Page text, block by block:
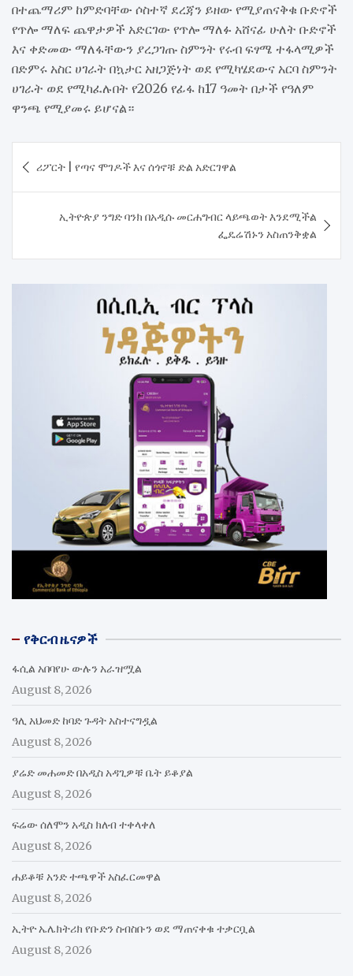
በተጨማሪም ከምድባቸው ሶስተኛ ደረጃን ይዘው የሚያጠናቅቁ ቡድኖች
የጥሎ ማለፍ ጨዋታዎች አድርገው የጥሎ ማለፉ አሸናፊ ሁለት ቡድኖች
እና ቀድመው ማለፋቸውን ያረጋገጡ ስምንት የሩብ ፍፃሜ ተፋላሚዎች
በድምሩ አስር ሀገራት በኳታር አዘጋጅነት ወደ የሚካሄደውና አርባ ስምንት
ሀገራት ወደ የሚካፈሉበት የ2026 የፊፋ ከ17 ዓመት በታች የዓለም
ዋንጫ የሚያመሩ ይሆናል።
navigation
ሪፖርት | የጣና ሞገዶች እና ሰጎኖቹ ድል አድርገዋል
ኢትዮጵያ ንግድ ባንክ በአዲሱ መርሐግብር ላይጫወት እንደሚችል
ፌዴሬሽኑን አስጠንቅቋል
የቅርብ ዜናዎች
ፋሲል አበባየሁ ውሉን አራዝሟል
August 8, 2026
ዓሊ አህመድ ከባድ ጉዳት አስተናግዷል
August 8, 2026
ያሬድ መሐመድ በአዲስ አዳጊዎቹ ቤት ይቆያል
August 8, 2026
ፍሬው ሰለሞን አዲስ ክለብ ተቀላቀለ
August 8, 2026
ሐይቆቹ አንድ ተጫዋች አስፈርመዋል
August 8, 2026
ኢትዮ ኤሌክትሪክ የቡድን ስብስቡን ወደ ማጠናቀቁ ተቃርቧል
August 8, 2026